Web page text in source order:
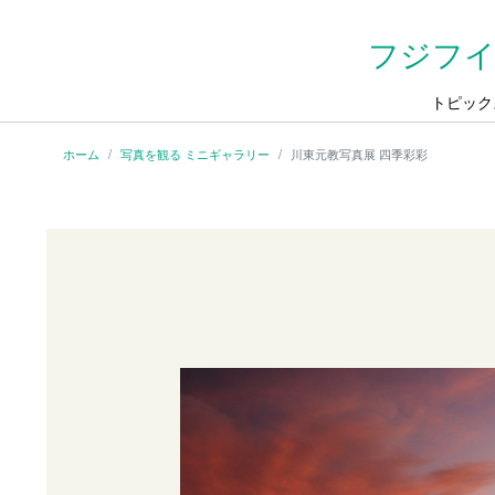
フジフ
トピッ
ホーム 写真を観る ミニギャラリー 川東元教写真展 四季彩彩